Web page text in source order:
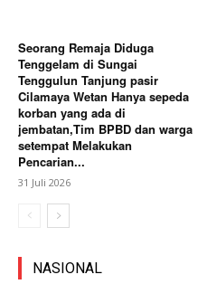
Seorang Remaja Diduga
Tenggelam di Sungai
Tenggulun Tanjung pasir
Cilamaya Wetan Hanya sepeda
korban yang ada di
jembatan,Tim BPBD dan warga
setempat Melakukan
Pencarian...
31 Juli 2026
NASIONAL